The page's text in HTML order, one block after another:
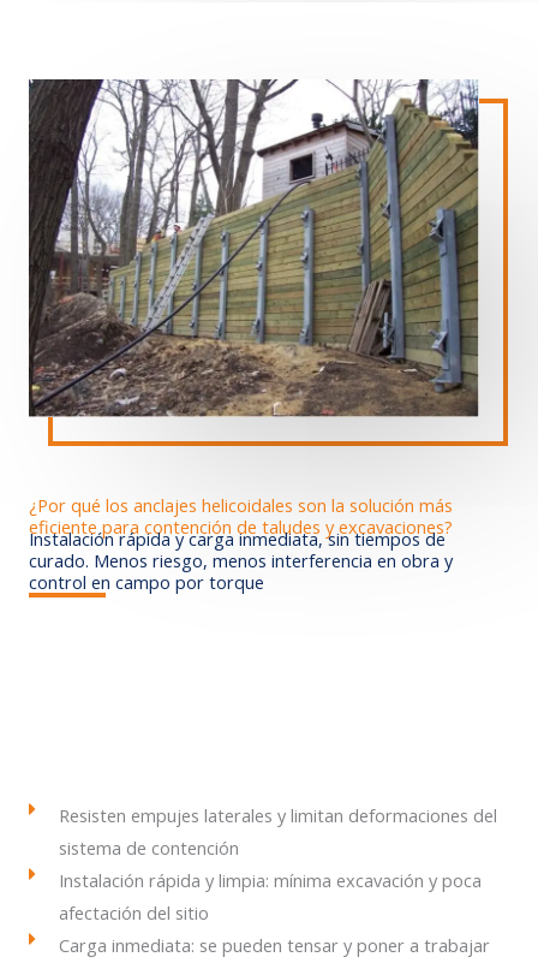
¿Por qué los anclajes helicoidales son la solución más
eficiente para contención de taludes y excavaciones?
Instalación rápida y carga inmediata, sin tiempos de
curado. Menos riesgo, menos interferencia en obra y
control en campo por torque
Resisten empujes laterales y limitan deformaciones del
sistema de contención
Instalación rápida y limpia: mínima excavación y poca
afectación del sitio
Carga inmediata: se pueden tensar y poner a trabajar